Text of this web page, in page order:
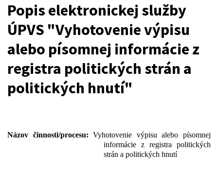
Popis elektronickej služby
ÚPVS "Vyhotovenie výpisu
alebo písomnej informácie z
registra politických strán a
politických hnutí"
Názov činnosti/procesu: Vyhotovenie výpisu alebo písomnej
informácie z registra politických
strán a politických hnutí